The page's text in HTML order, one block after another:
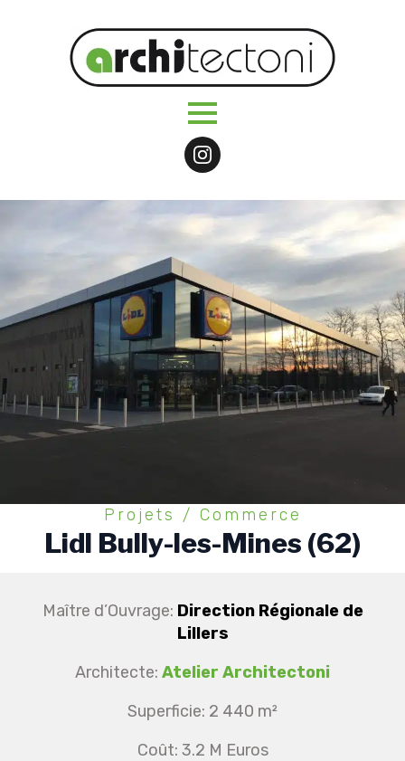
Projets / Commerce
Lidl Bully-les-Mines (62)
Maître d’Ouvrage: Direction Régionale de
Lillers
Architecte: Atelier Architectoni
Superficie: 2 440 m²
Coût: 3.2 M Euros